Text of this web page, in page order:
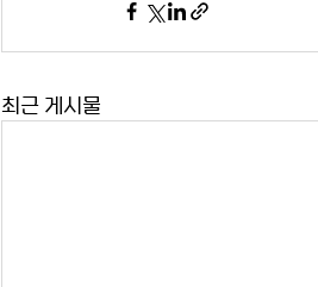
최근 게시물